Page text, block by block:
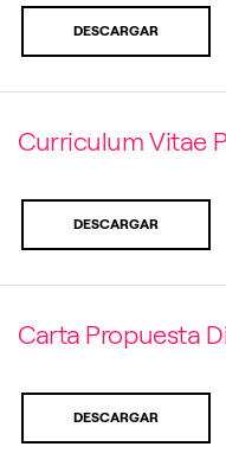
DESCARGAR
Curriculum Vitae
DESCARGAR
Carta Propuesta
DESCARGAR